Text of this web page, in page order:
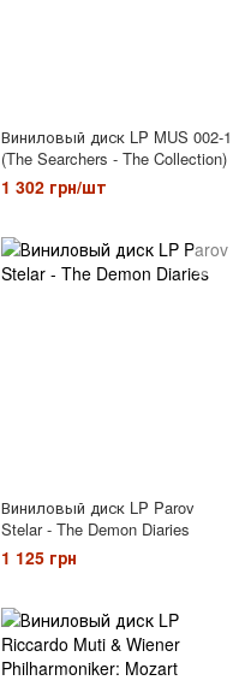
Виниловый диск LP MUS 002-1
(The Searchers - The Collection)
1 302 грн/шт
Виниловый диск LP Parov
Stelar - The Demon Diaries
1 125 грн